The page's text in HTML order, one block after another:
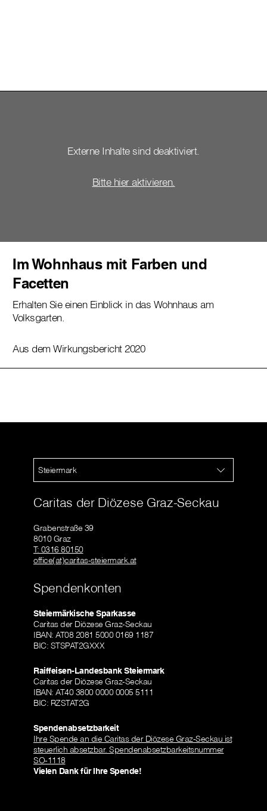
Externe Inhalte sind deaktiviert.
Bitte hier aktivieren.
Im Wohnhaus mit Farben und
Facetten
Erhalten Sie einen Einblick in das Wohnhaus am
Volksgarten.
Aus dem Wirkungsbericht 2020
Steiermark
Caritas der Diözese Graz-Seckau
Grabenstraße 39
8010 Graz
T: 0316 80150
office(at)caritas-steiermark.at
Spendenkonten
Steiermärkische Sparkasse
Caritas der Diözese Graz-Seckau
IBAN: AT08 2081 5000 0169 1187
BIC: STSPAT2GXXX
Raiffeisen-Landesbank Steiermark
Caritas der Diözese Graz-Seckau
IBAN: AT40 3800 0000 0005 5111
BIC: RZSTAT2G
Spendenabsetzbarkeit
Ihre Spende an die Caritas der Diözese Graz-Seckau ist
steuerlich absetzbar. Spendenabsetzbarkeitsnummer
SO-1118
Vielen Dank für Ihre Spende!